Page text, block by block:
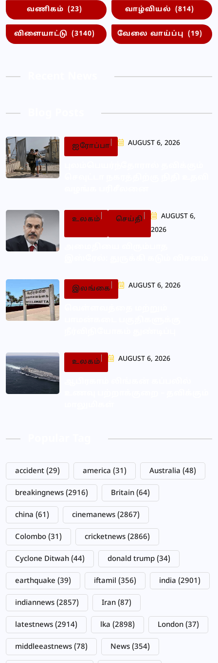
வணிகம் (23) வாழ்வியல் (814)
விளையாட்டு (3140) வேலை வாய்ப்பு (19)
ஐரோப்பா AUGUST 6, 2026
உலகம் செய்தி
AUGUST 6,
2026
இலங்கை AUGUST 6, 2026
உலகம் AUGUST 6, 2026
accident (29) america (31) Australia (48)
breakingnews (2916) Britain (64)
china (61) cinemanews (2867)
Colombo (31) cricketnews (2866)
Cyclone Ditwah (44) donald trump (34)
earthquake (39) iftamil (356) india (2901)
indiannews (2857) Iran (87)
latestnews (2914) lka (2898) London (37)
middleeastnews (78) News (354)